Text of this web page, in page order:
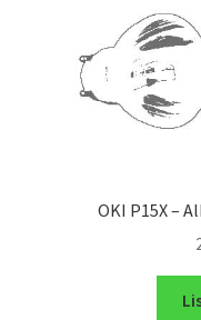
OKI P15X –